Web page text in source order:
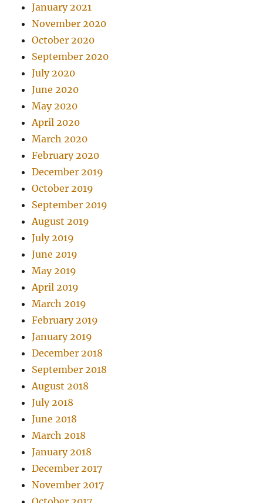
January 2021
November 2020
October 2020
September 2020
July 2020
June 2020
May 2020
April 2020
March 2020
February 2020
December 2019
October 2019
September 2019
August 2019
July 2019
June 2019
May 2019
April 2019
March 2019
February 2019
January 2019
December 2018
September 2018
August 2018
July 2018
June 2018
March 2018
January 2018
December 2017
November 2017